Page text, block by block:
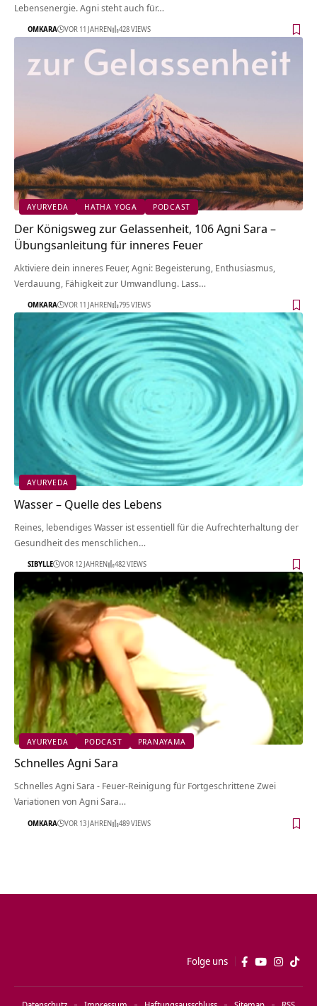
Lebensenergie. Agni steht auch für…
OMKARA VOR 11 JAHREN 428 VIEWS
AYURVEDA HATHA YOGA PODCAST
Der Königsweg zur Gelassenheit, 106 Agni Sara –
Übungsanleitung für inneres Feuer
Aktiviere dein inneres Feuer, Agni: Begeisterung, Enthusiasmus,
Verdauung, Fähigkeit zur Umwandlung. Lass…
OMKARA VOR 11 JAHREN 795 VIEWS
AYURVEDA
Wasser – Quelle des Lebens
Reines, lebendiges Wasser ist essentiell für die Aufrechterhaltung der
Gesundheit des menschlichen…
SIBYLLE VOR 12 JAHREN 482 VIEWS
AYURVEDA PODCAST PRANAYAMA
Schnelles Agni Sara
Schnelles Agni Sara - Feuer-Reinigung für Fortgeschrittene Zwei
Variationen von Agni Sara…
OMKARA VOR 13 JAHREN 489 VIEWS
Folge uns